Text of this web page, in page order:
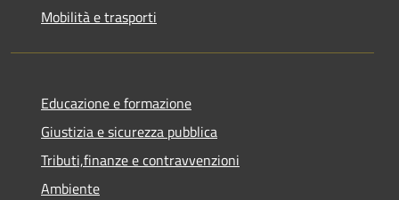
Mobilità e trasporti
Educazione e formazione
Giustizia e sicurezza pubblica
Tributi,finanze e contravvenzioni
Ambiente